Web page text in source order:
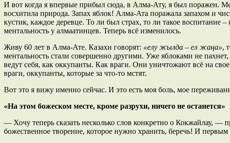
И вот когда я впервые прибыл сюда, в Алма-Ату, я был поражен.
восхитила природа. Запах яблок! Алма-Ата поражала запахом и
кустик, каждое деревце. То ли был страх, то ли такое воспитание
ментальность у алмаатинцев. Теперь всё изменилось.
Живу 60 лет в Алма-Ате. Казахи говорят: «елу жылда – ел жаңа»,
ментальность стали совершенно другими. Уже яблоками не
ведут себя, как оккупанты. Как враги. Они уничтожают всё на
враги, оккупанты, которые за что-то мстят.
Вот это я вижу именно сейчас. И это есть моя боль, мое
«На этом божеском месте, кроме разрухи, ничего не останется»
— Хочу теперь сказать несколько слов конкретно о Кокжайлау, —
божественное творение, которое нужно хранить, беречь! И